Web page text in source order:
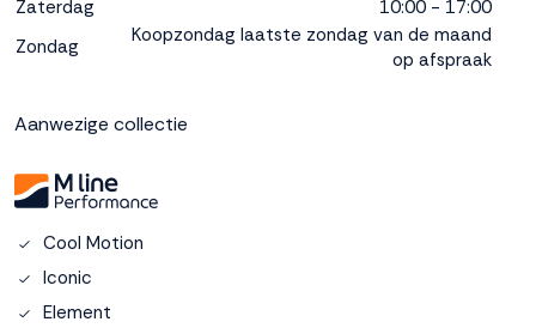
Weigeren? Dan
plaatsen we alleen
functionele en
Weigeren
Zaterdag
10:00 - 17:00
Zondag
Koopzondag laatste zondag van de maand
op afspraak
Aanwezige collectie
Cool Motion
Iconic
Element